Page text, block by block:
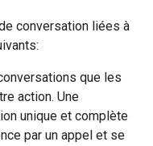
conversation liées à
que les
action. Une
unique et complète
par un appel et se